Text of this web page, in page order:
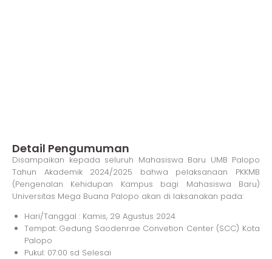
Detail Pengumuman
Disampaikan kepada seluruh Mahasiswa Baru UMB Palopo
Tahun Akademik 2024/2025 bahwa pelaksanaan PKKMB
(Pengenalan Kehidupan Kampus bagi Mahasiswa Baru)
Universitas Mega Buana Palopo akan di laksanakan pada:
Hari/Tanggal : Kamis, 29 Agustus 2024
Tempat: Gedung Saodenrae Convetion Center (SCC) Kota
Palopo
Pukul: 07:00 sd Selesai